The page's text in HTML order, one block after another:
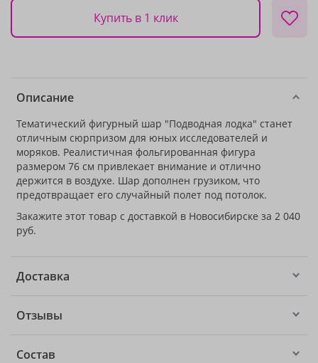
Купить в 1 клик
Описание
Тематический фигурный шар "Подводная лодка" станет
отличным сюрпризом для юных исследователей и
моряков. Реалистичная фольгированная фигура
размером 76 см привлекает внимание и отлично
держится в воздухе. Шар дополнен грузиком, что
предотвращает его случайный полет под потолок.
Закажите этот товар с доставкой в Новосибирске за 2 040
руб.
Доставка
Отзывы
Состав